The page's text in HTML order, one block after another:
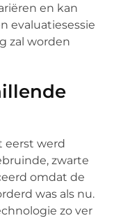
en kan
evaluatiesessie
zal worden
eerst werd
zwarte
omdat de
was als nu.
zo ver